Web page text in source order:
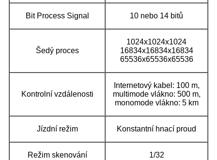
Bit Process Signal 10 nebo 14 bitů
Šedý proces
1024x1024x1024
16834x16834x16834
65536x65536x65536
Kontrolní vzdálenosti
Internetový kabel: 100 m,
multimode vlákno: 500 m,
monomode vlákno: 5 km
Jízdní režim Konstantní hnací proud
Režim skenování 1/32